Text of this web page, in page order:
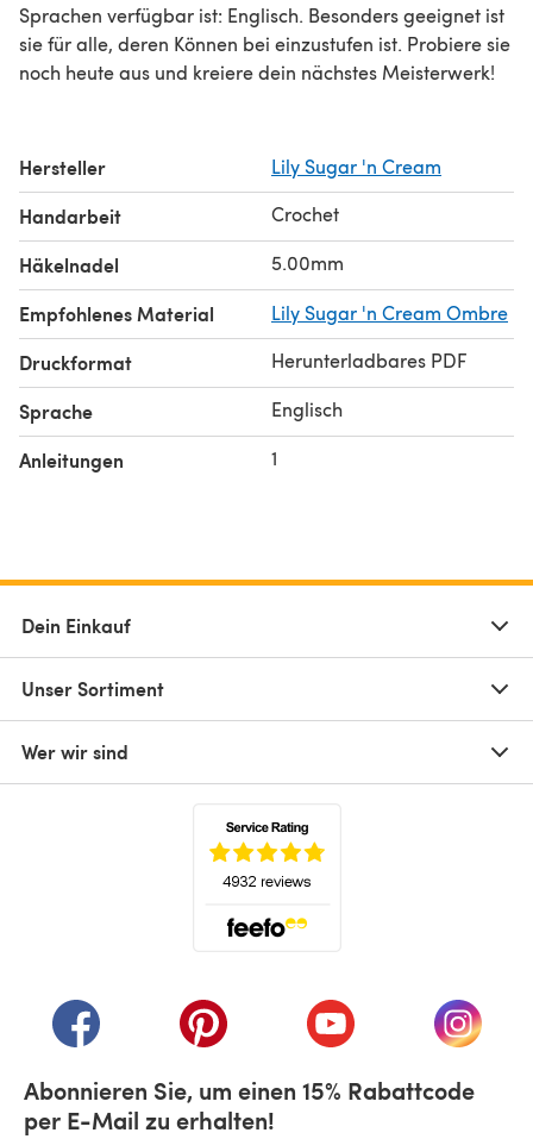
Sprachen verfügbar ist: Englisch. Besonders geeignet ist
sie für alle, deren Können bei einzustufen ist. Probiere sie
noch heute aus und kreiere dein nächstes Meisterwerk!
Hersteller Lily Sugar 'n Cream
Handarbeit Crochet
Häkelnadel 5.00mm
Empfohlenes Material Lily Sugar 'n Cream Ombre
Druckformat Herunterladbares PDF
Sprache Englisch
Anleitungen 1
Dein Einkauf
Unser Sortiment
Wer wir sind
(öffnet sich in einem neuen Tab)
(öffnet sich in einem neuen Tab)
(öffnet sich in einem
(öffnet
Abonnieren Sie, um einen 15% Rabattcode
per E-Mail zu erhalten!